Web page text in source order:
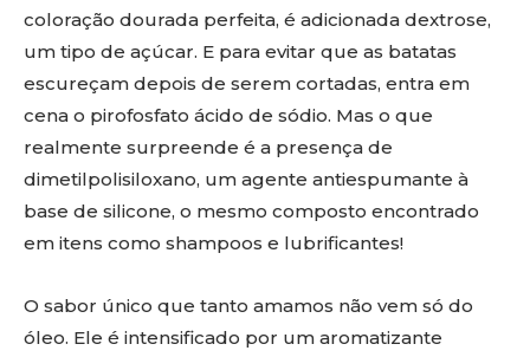
coloração dourada perfeita, é adicionada dextrose,
um tipo de açúcar. E para evitar que as batatas
escureçam depois de serem cortadas, entra em
cena o pirofosfato ácido de sódio. Mas o que
realmente surpreende é a presença de
dimetilpolisiloxano, um agente antiespumante à
base de silicone, o mesmo composto encontrado
em itens como shampoos e lubrificantes!
O sabor único que tanto amamos não vem só do
óleo. Ele é intensificado por um aromatizante